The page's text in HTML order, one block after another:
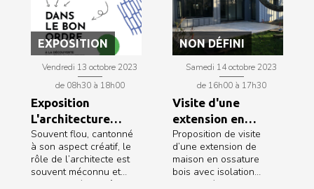
EXPOSITION
Vendredi 13 octobre 2023
de 08h30 à 18h00
Exposition
L'architecture
dans le bon ordre
Souvent flou, cantonné
à son aspect créatif, le
rôle de l’architecte est
souvent méconnu et
cela malgré son rôle
NON DÉFINI
Samedi 14 octobre 2023
de 16h00 à 17h30
Visite d'une
extension en
ossature bois
Proposition de visite
d’une extension de
maison en ossature
bois avec isolation
biosourcée. Une visite